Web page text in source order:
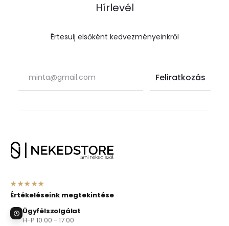
Hírlevél
Értesülj elsőként kedvezményeinkről
★★★★★
Értékeléseink megtekintése
Ügyfélszolgálat
H-P 10:00 - 17:00